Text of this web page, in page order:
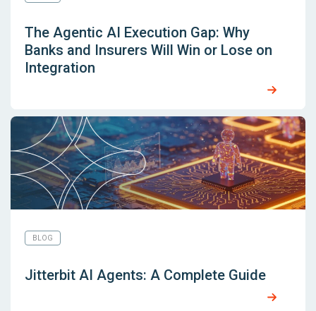
The Agentic AI Execution Gap: Why
Banks and Insurers Will Win or Lose on
Integration
BLOG
Jitterbit AI Agents: A Complete Guide